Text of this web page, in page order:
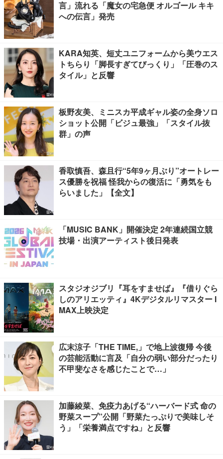
言」流れる「魔女の宅急便 オルゴール キキ
への伝言」発売
KARA知英、短丈ユニフォームから美ウエス
トちらり「脚長すぎてびっくり」「圧巻のス
タイル」と反響
板野友美、ミニスカ平成ギャル姿の全身ソロ
ショット公開「ビジュ最強」「スタイル抜
群」の声
香取慎吾、森且行“5年9ヶ月ぶり”オートレー
ス優勝を祝福 怪我からの復活に「勇気をも
らいました」【全文】
「MUSIC BANK」開催決定 2年連続国立競
技場・出演アーティスト後日発表
スタジオジブリ『耳をすませば』『借りぐら
しのアリエッティ』4Kデジタルリマスター I
MAX上映決定
広末涼子「THE TIME,」で地上波復帰 今後
の芸能活動に言及「自分の弱い部分だったり
不甲斐なさを感じたことで…」
加藤綾菜、免疫力あげる“ハーバード式 命の
野菜スープ”公開「野菜たっぷりで美味しそ
う」「栄養満点ですね」と反響